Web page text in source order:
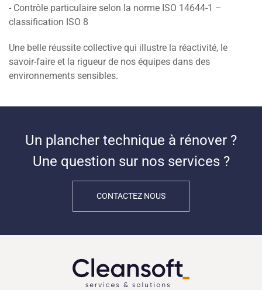
- Contrôle particulaire selon la norme ISO 14644-1 –
classification ISO 8
Une belle réussite collective qui illustre la réactivité, le
savoir-faire et la rigueur de nos équipes dans des
environnements sensibles.
Un plancher technique à rénover ?
Une question sur nos services ?
CONTACTEZ NOUS